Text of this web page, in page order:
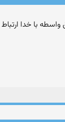
با خدا ارتباط